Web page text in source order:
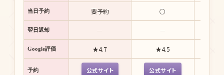
当日予約 要予約 ○
翌日返却 — —
Google評価 ★4.7 ★4.5
予約 公式サイト 公式サイト